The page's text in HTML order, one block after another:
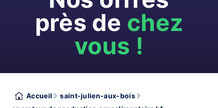
près de chez
vous !
Accueil
saint-julien-aux-bois